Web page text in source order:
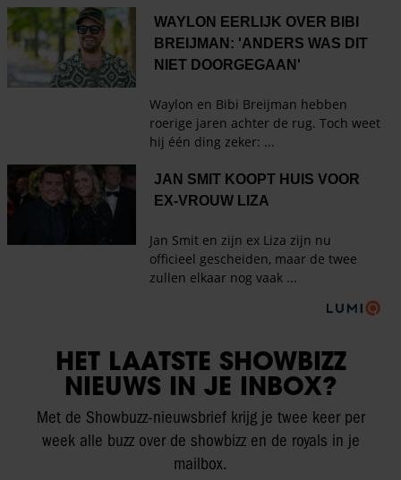
HET LAATSTE SHOWBIZZ
NIEUWS IN JE INBOX?
Met de Showbuzz-nieuwsbrief krijg je twee keer per
week alle buzz over de showbizz en de royals in je
mailbox.